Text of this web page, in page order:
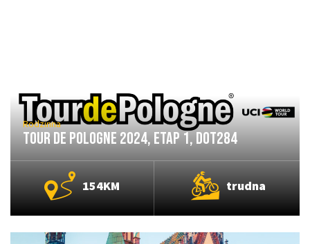
Rodzinna
Tour De Pologne 2024, etap 1, DOT284
154KM trudna